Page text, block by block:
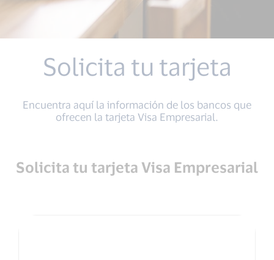
Solicita tu tarjeta
Encuentra aquí la información de los bancos que
ofrecen la tarjeta Visa Empresarial.
Solicita tu tarjeta Visa Empresarial